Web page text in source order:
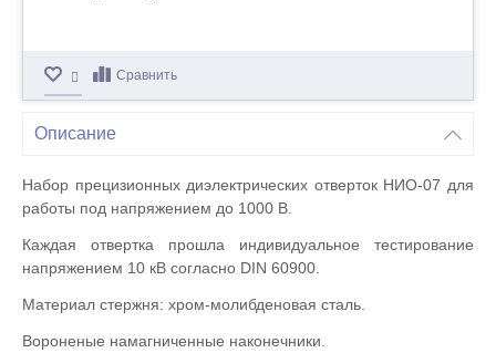
Сравнить
Описание
Набор прецизионных диэлектрических отверток НИО-07 для
работы под напряжением до 1000 В.
Каждая отвертка прошла индивидуальное тестирование
напряжением 10 кВ согласно DIN 60900.
Материал стержня: хром-молибденовая сталь.
Вороненые намагниченные наконечники.